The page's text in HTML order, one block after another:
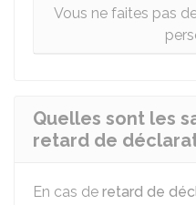
Vous ne faites pas
Quelles sont les
retard de
En cas de retard de